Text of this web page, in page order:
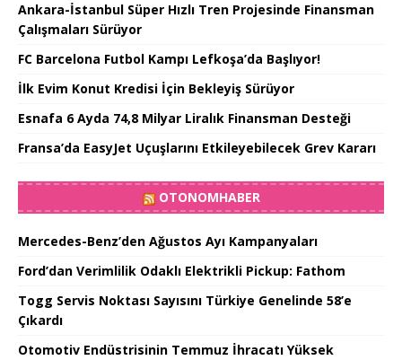
Ankara-İstanbul Süper Hızlı Tren Projesinde Finansman
Çalışmaları Sürüyor
FC Barcelona Futbol Kampı Lefkoşa’da Başlıyor!
İlk Evim Konut Kredisi İçin Bekleyiş Sürüyor
Esnafa 6 Ayda 74,8 Milyar Liralık Finansman Desteği
Fransa’da EasyJet Uçuşlarını Etkileyebilecek Grev Kararı
OTONOMHABER
Mercedes-Benz’den Ağustos Ayı Kampanyaları
Ford’dan Verimlilik Odaklı Elektrikli Pickup: Fathom
Togg Servis Noktası Sayısını Türkiye Genelinde 58’e
Çıkardı
Otomotiv Endüstrisinin Temmuz İhracatı Yüksek